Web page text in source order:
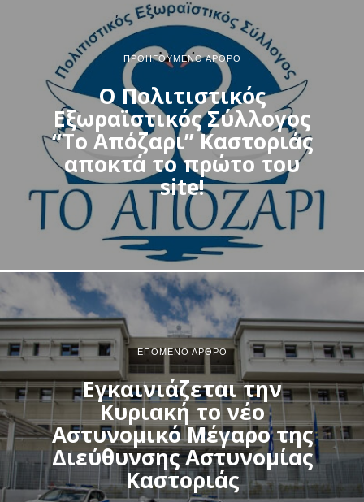
ΠΡΟΗΓΟΎΜΕΝΟ ΆΡΘΡΟ
Ο Πολιτιστικός
Εξωραϊστικός Σύλλογος
“Το Απόζαρι” Καστοριάς
αποκτά το πρώτο του
site!
ΕΠΌΜΕΝΟ ΆΡΘΡΟ
Εγκαινιάζεται την
Κυριακή το νέο
Αστυνομικό Μέγαρο της
Διεύθυνσης Αστυνομίας
Καστοριάς